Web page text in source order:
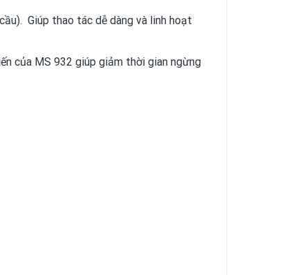
Giúp thao tác dễ dàng và linh hoạt
của MS 932 giúp giảm thời gian ngừng